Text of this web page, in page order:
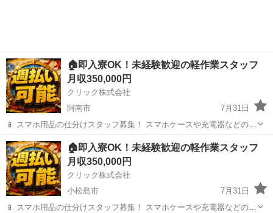
🏠即入寮OK！未経験歓迎の軽作業スタッフ
月収350,000円
クリック株式会社
阿南市
7月31日
📱 スマホ用品の仕分けスタッフ募集！ スマホケースや充電器などの仕
分け・検品を行うシンプルなお仕事です♪
━━━━━━━━━━━━━━━━ 📲 ご応募はこちら（24時間受付
中） https://lin.ee/...
徳島 阿南市 工場 未経験
🏠即入寮OK！未経験歓迎の軽作業スタッフ
月収350,000円
クリック株式会社
小松島市
7月31日
📱 スマホ用品の仕分けスタッフ募集！ スマホケースや充電器などの仕